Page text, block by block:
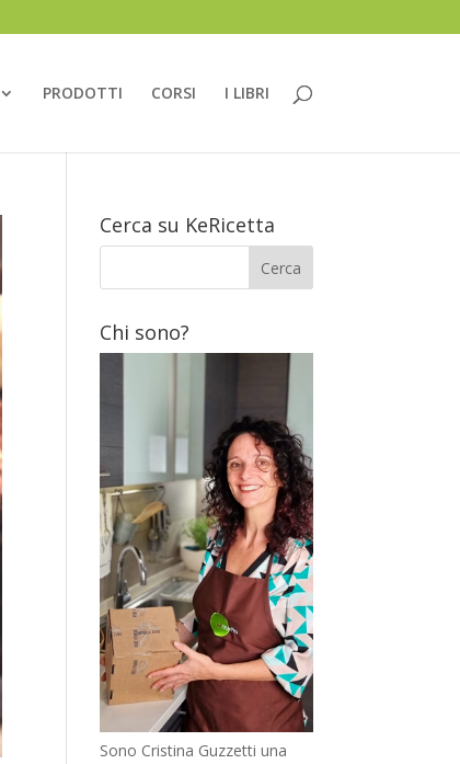
PRODOTTI CORSI I LIBRI
Cerca su KeRicetta
Chi sono?
Sono Cristina Guzzetti una